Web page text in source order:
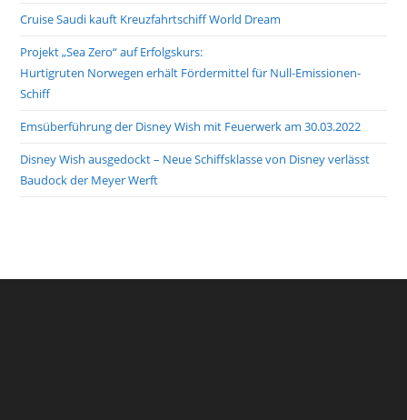
Cruise Saudi kauft Kreuzfahrtschiff World Dream
Projekt „Sea Zero“ auf Erfolgskurs:
Hurtigruten Norwegen erhält Fördermittel für Null-Emissionen-
Schiff
Emsüberführung der Disney Wish mit Feuerwerk am 30.03.2022
Disney Wish ausgedockt – Neue Schiffsklasse von Disney verlässt
Baudock der Meyer Werft